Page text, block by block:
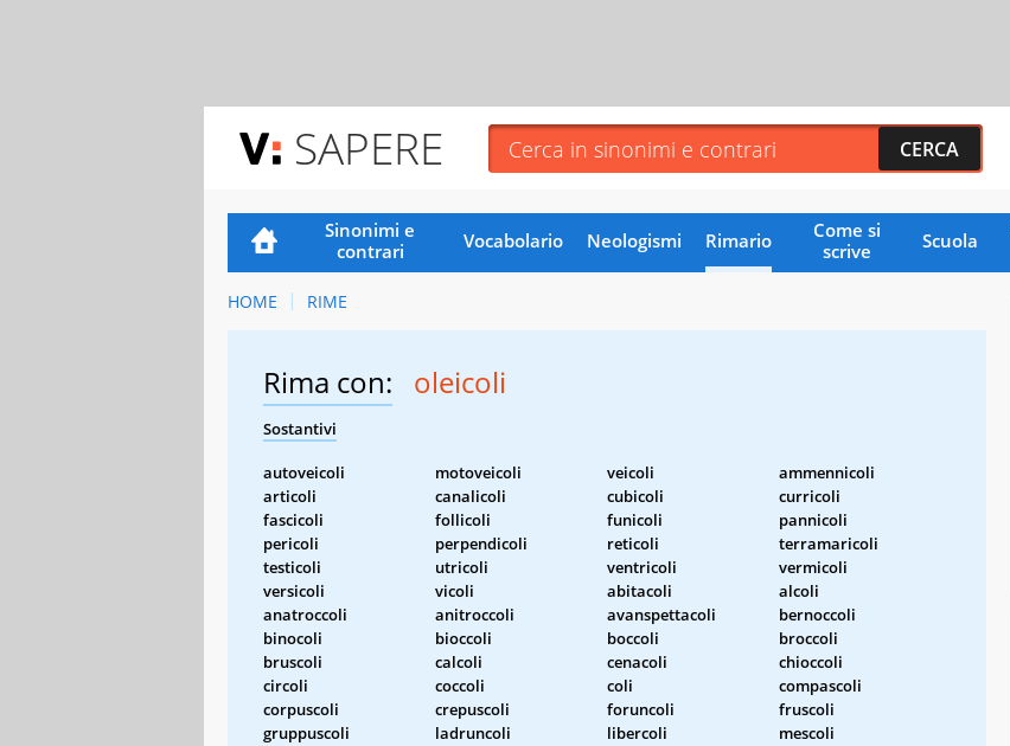
SAPERE
Sinonimi e
contrari
Vocabolario Neologismi Rimario
Come si
scrive
Scuola
HOME RIME
Rima con: oleicoli
Sostantivi
autoveicoli motoveicoli veicoli
ammennicoli
articoli
canalicoli cubicoli
curricoli
fascicoli
follicoli funicoli
pannicoli
pericoli
perpendicoli reticoli
terramaricoli
testicoli
utricoli ventricoli
vermicoli
versicoli
vicoli abitacoli
alcoli
anatroccoli
anitroccoli avanspettacoli
bernoccoli
binocoli
bioccoli boccoli
broccoli
bruscoli
calcoli cenacoli
chioccoli
circoli
coccoli coli
compascoli
corpuscoli
crepuscoli foruncoli
fruscoli
gruppuscoli
ladruncoli libercoli
mescoli